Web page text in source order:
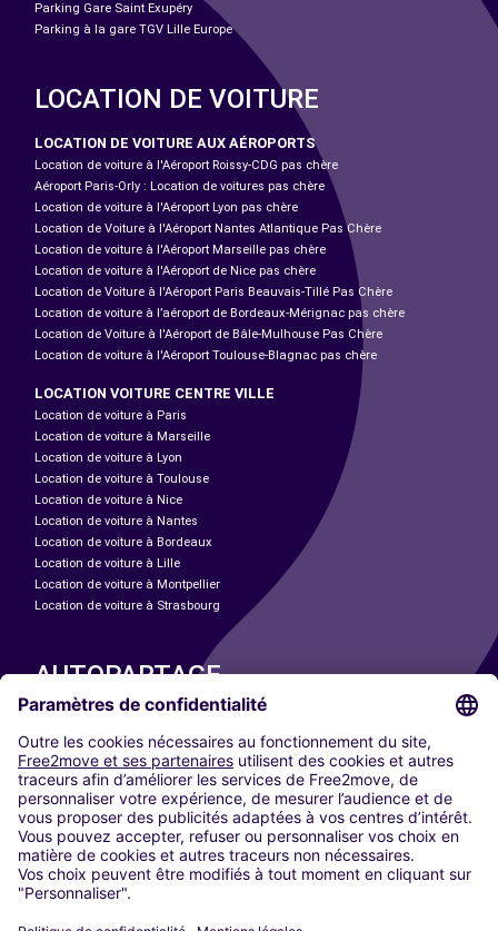
Parking Gare Saint Exupéry
Parking à la gare TGV Lille Europe
LOCATION DE VOITURE
LOCATION DE VOITURE AUX AÉROPORTS
Location de voiture à l'Aéroport Roissy-CDG pas chère
Aéroport Paris-Orly : Location de voitures pas chère
Location de voiture à l'Aéroport Lyon pas chère
Location de Voiture à l'Aéroport Nantes Atlantique Pas Chère
Location de voiture à l'Aéroport Marseille pas chère
Location de voiture à l'Aéroport de Nice pas chère
Location de Voiture à l'Aéroport Paris Beauvais-Tillé Pas Chère
Location de voiture à l’aéroport de Bordeaux-Mérignac pas chère
Location de Voiture à l'Aéroport de Bâle-Mulhouse Pas Chère
Location de voiture à l'Aéroport Toulouse-Blagnac pas chère
LOCATION VOITURE CENTRE VILLE
Location de voiture à Paris
Location de voiture à Marseille
Location de voiture à Lyon
Location de voiture à Toulouse
Location de voiture à Nice
Location de voiture à Nantes
Location de voiture à Bordeaux
Location de voiture à Lille
Location de voiture à Montpellier
Location de voiture à Strasbourg
AUTOPARTAGE
Paris
Madrid
Washington DC
Milan
Rome
Turin
Vienne
Berlin